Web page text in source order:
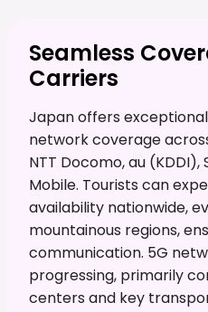
Seamless
Carriers
Japan offers
network coverage
NTT Docomo, au
Mobile. Tourists can
availability nationwide,
mountainous regions,
communication. 5G
progressing, primarily
centers and key